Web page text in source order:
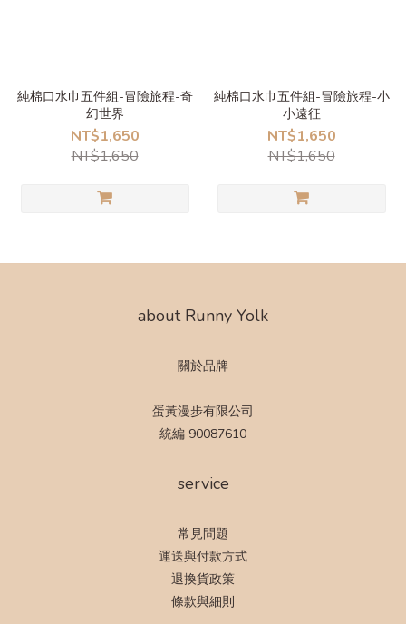
純棉口水巾五件組-冒險旅程-奇
幻世界
NT$1,650
NT$1,650
純棉口水巾五件組-冒險旅程-小
小遠征
NT$1,650
NT$1,650
about Runny Yolk
關於品牌
蛋黃漫步有限公司
統編 90087610
service
常見問題
運送與付款方式
退換貨政策
條款與細則